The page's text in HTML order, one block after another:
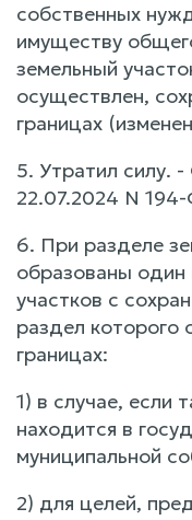
собственных
имуществу
земельный
осуществлен,
границах
5. Утратил силу.
22.07.2024 N
6. При разделе
образованы один
участков с
раздел которого
границах:
1) в случае, если
находится в
муниципальной
2) для целей,